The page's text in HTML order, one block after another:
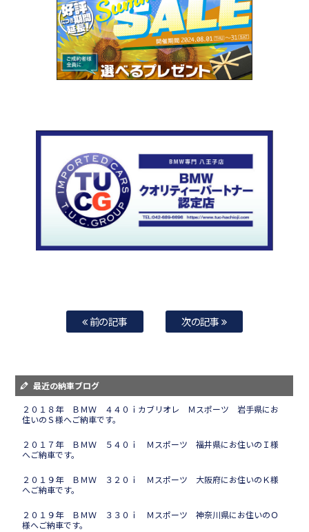
前の記事 次の記事
最近の納車ブログ
２０１８年 ＢＭＷ ４４０ｉカブリオレ Ｍスポーツ 岩手県にお
住いのＳ様へご納車です。
２０１７年 ＢＭＷ ５４０ｉ Ｍスポーツ 福井県にお住いのＩ様
へご納車です。
２０１９年 ＢＭＷ ３２０ｉ Ｍスポーツ 大阪府にお住いのＫ様
へご納車です。
２０１９年 ＢＭＷ ３３０ｉ Ｍスポーツ 神奈川県にお住いのＯ
様へご納車です。